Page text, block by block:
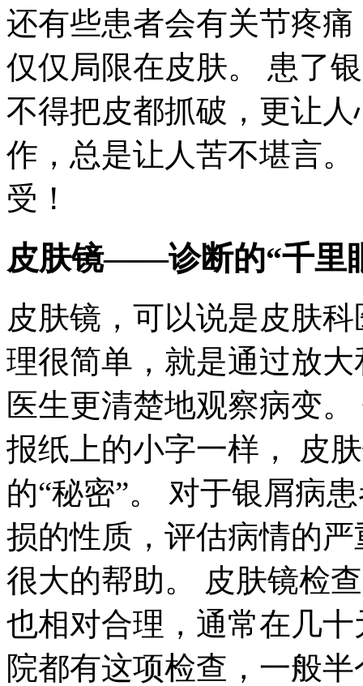
还有些患者会有关节疼
仅仅局限在皮肤。 患了
不得把皮都抓破，更让
作，总是让人苦不堪言
受！
皮肤镜——诊断的“千里
皮肤镜，可以说是皮肤
理很简单，就是通过放
医生更清楚地观察病变
报纸上的小字一样， 皮
的“秘密”。 对于银屑病
损的性质，评估病情的
很大的帮助。 皮肤镜检
也相对合理，通常在几
院都有这项检查，一般